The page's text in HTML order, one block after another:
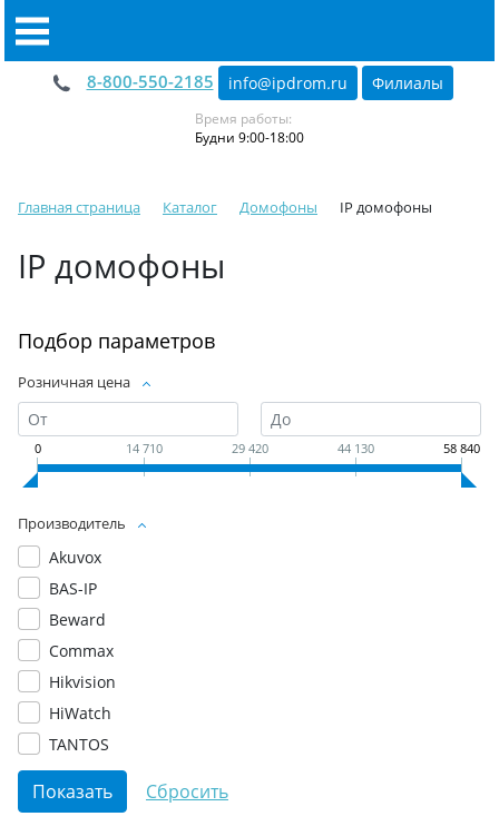
8-800-550-2185 info@ipdrom.ru Филиалы
Время работы:
Будни 9:00-18:00
Главная страница Каталог Домофоны IP домофоны
IP домофоны
Подбор параметров
Розничная цена
0 14 710 29 420 44 130 58 840
Производитель
Akuvox
BAS-IP
Beward
Commax
Hikvision
HiWatch
TANTOS